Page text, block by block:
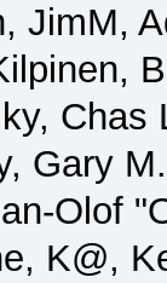
JimM,
Gary
Olof
K@,